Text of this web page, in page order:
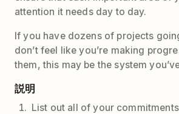
attention it needs day to day.
If you have dozens of projects
don’t feel like you’re making
them, this may be the system
説明
List out all of your